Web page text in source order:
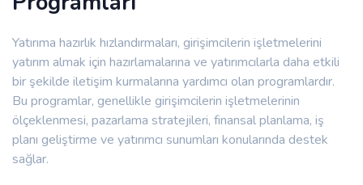
Yatırıma hazırlık hızlandırmaları, girişimcilerin işletmelerini
yatırım almak için hazırlamalarına ve yatırımcılarla daha etkili
bir şekilde iletişim kurmalarına yardımcı olan programlardır.
Bu programlar, genellikle girişimcilerin işletmelerinin
ölçeklenmesi, pazarlama stratejileri, finansal planlama, iş
planı geliştirme ve yatırımcı sunumları konularında destek
sağlar.